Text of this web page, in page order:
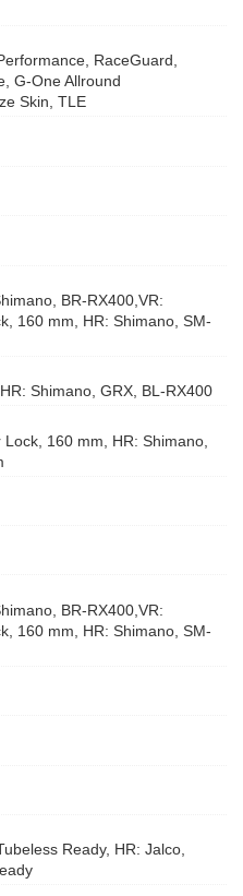
RaceGuard,
G-One Allround
Skin, TLE
BR-RX400,VR:
160 mm, HR: Shimano, SM-
Shimano, GRX, BL-RX400
160 mm, HR: Shimano,
BR-RX400,VR:
160 mm, HR: Shimano, SM-
Ready, HR: Jalco,